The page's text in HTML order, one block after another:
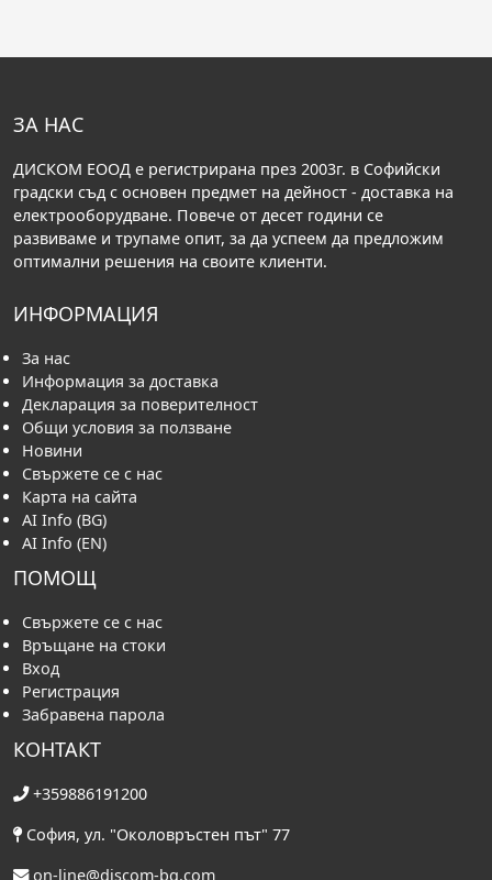
ЗА НАС
ДИСКОМ ЕООД е регистрирана през 2003г. в Софийски
градски съд с основен предмет на дейност - доставка на
електрооборудване. Повече от десет години се
развиваме и трупаме опит, за да успеем да предложим
оптимални решения на своите клиенти.
ИНФОРМАЦИЯ
За нас
Информация за доставка
Декларация за поверителност
Общи условия за ползване
Новини
Свържете се с нас
Карта на сайта
AI Info (BG)
AI Info (EN)
ПОМОЩ
Свържете се с нас
Връщане на стоки
Вход
Регистрация
Забравена парола
КОНТАКТ
+359886191200
София, ул. "Околовръстен път" 77
on-line@discom-bg.com